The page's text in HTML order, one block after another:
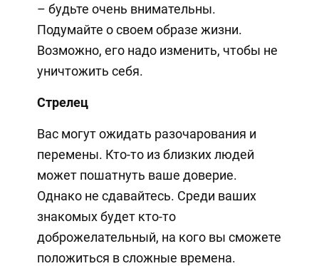
– будьте очень внимательны.
Подумайте о своем образе жизни.
Возможно, его надо изменить, чтобы не
уничтожить себя.
Стрелец
Вас могут ожидать разочарования и
перемены. Кто-то из близких людей
может пошатнуть ваше доверие.
Однако не сдавайтесь. Среди ваших
знакомых будет кто-то
доброжелательный, на кого вы сможете
положиться в сложные времена.